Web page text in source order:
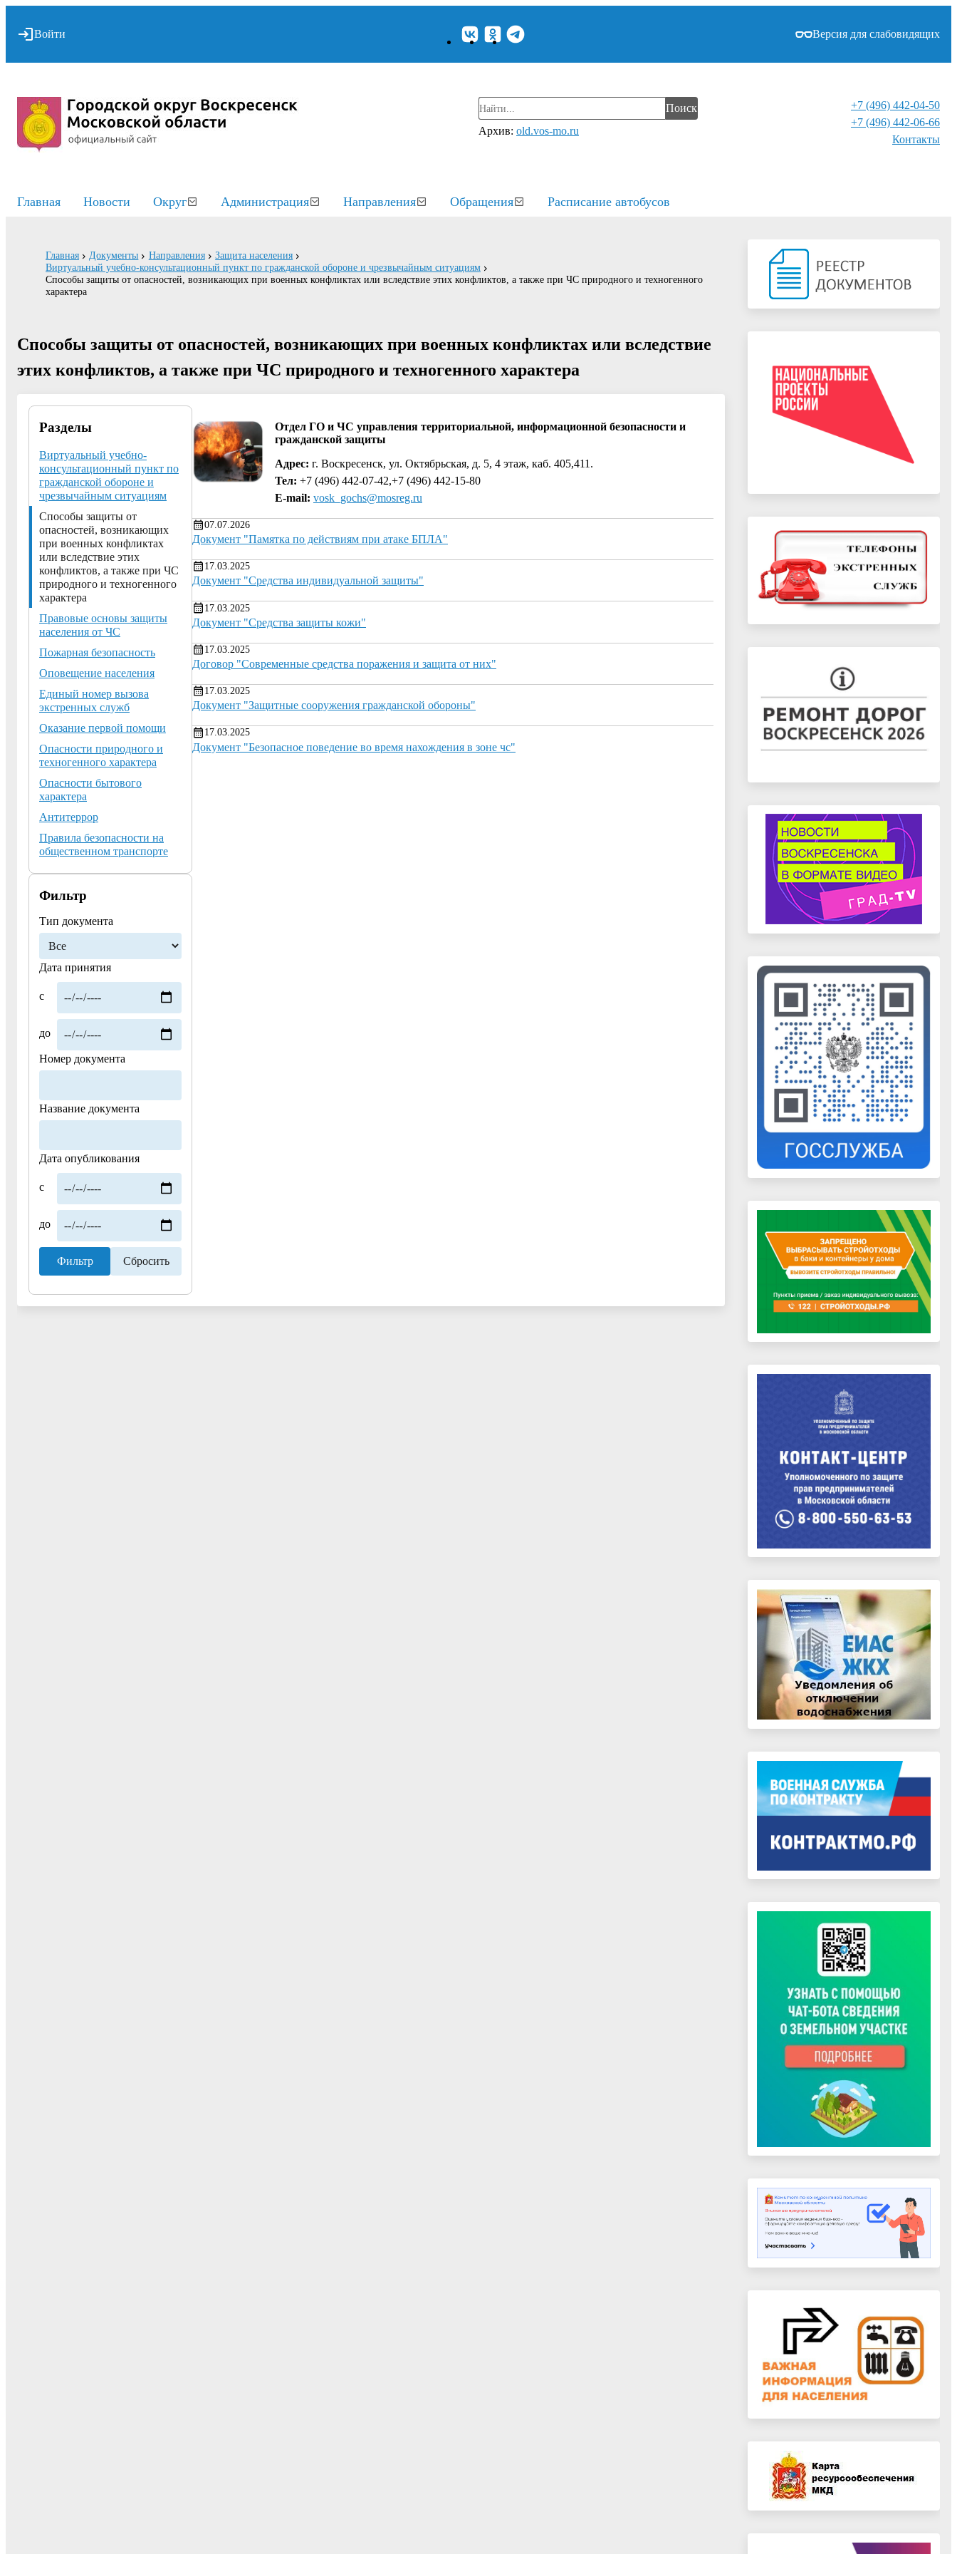
Войти Версия для слабовидящих
Поиск
Архив: old.vos-mo.ru
+7 (496) 442-04-50
+7 (496) 442-06-66
Контакты⁠
Главная Новости Округ Администрация Направления Обращения Расписание автобусов
Главная Документы Направления
Защита населения
Виртуальный учебно-консультационный пункт по гражданской обороне и чрезвычайным ситуациям
Способы защиты от опасностей, возникающих при военных конфликтах или вследствие этих конфликтов, а также при ЧС природного и техногенного
характера
Способы защиты от опасностей, возникающих при военных конфликтах или вследствие
этих конфликтов, а также при ЧС природного и техногенного характера
Разделы
Виртуальный учебно-
консультационный пункт по
гражданской обороне и
чрезвычайным ситуациям
Способы защиты от
опасностей, возникающих
при военных конфликтах
или вследствие этих
конфликтов, а также при ЧС
природного и техногенного
характера
Правовые основы защиты
населения от ЧС
Пожарная безопасность
Оповещение населения
Единый номер вызова
экстренных служб
Оказание первой помощи
Опасности природного и
техногенного характера
Опасности бытового
характера
Антитеррор
Правила безопасности на
общественном транспорте
Фильтр
Тип документа
Дата принятия
с
до
Номер документа
Название документа
Дата опубликования
с
до
Отдел ГО и ЧС управления территориальной, информационной безопасности и
гражданской защиты
Адрес: г. Воскресенск, ул. Октябрьская, д. 5, 4 этаж, каб. 405,411.
Тел: +7 (496) 442-07-42,+7 (496) 442-15-80
E-mail: vosk_gochs@mosreg.ru
07.07.2026
Документ "Памятка по действиям при атаке БПЛА"
17.03.2025
Документ "Средства индивидуальной защиты"
17.03.2025
Документ "Средства защиты кожи"
17.03.2025
Договор "Современные средства поражения и защита от них"
17.03.2025
Документ "Защитные сооружения гражданской обороны"
17.03.2025
Документ "Безопасное поведение во время нахождения в зоне чс"